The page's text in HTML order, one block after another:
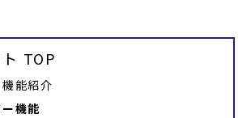
開
TOP
能紹介
機能